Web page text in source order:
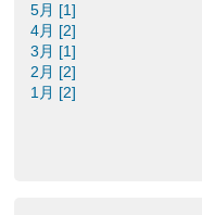
5月 [1]
4月 [2]
3月 [1]
2月 [2]
1月 [2]